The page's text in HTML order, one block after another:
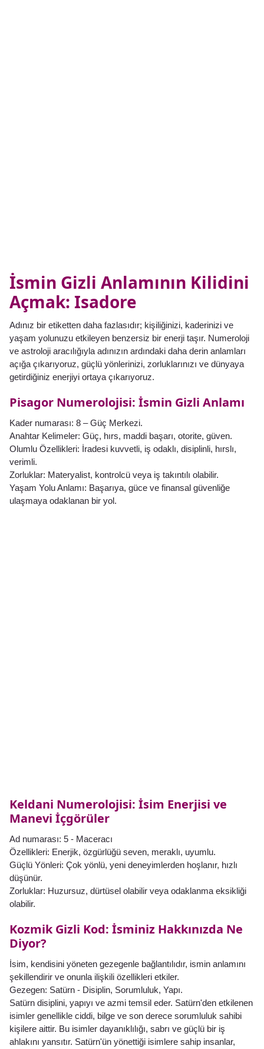
İsmin Gizli Anlamının Kilidini
Açmak: Isadore
Adınız bir etiketten daha fazlasıdır; kişiliğinizi, kaderinizi ve
yaşam yolunuzu etkileyen benzersiz bir enerji taşır. Numeroloji
ve astroloji aracılığıyla adınızın ardındaki daha derin anlamları
açığa çıkarıyoruz, güçlü yönlerinizi, zorluklarınızı ve dünyaya
getirdiğiniz enerjiyi ortaya çıkarıyoruz.
Pisagor Numerolojisi: İsmin Gizli Anlamı
Kader numarası: 8 – Güç Merkezi.
Anahtar Kelimeler: Güç, hırs, maddi başarı, otorite, güven.
Olumlu Özellikleri: İradesi kuvvetli, iş odaklı, disiplinli, hırslı,
verimli.
Zorluklar: Materyalist, kontrolcü veya iş takıntılı olabilir.
Yaşam Yolu Anlamı: Başarıya, güce ve finansal güvenliğe
ulaşmaya odaklanan bir yol.
Keldani Numerolojisi: İsim Enerjisi ve
Manevi İçgörüler
Ad numarası: 5 - Maceracı
Özellikleri: Enerjik, özgürlüğü seven, meraklı, uyumlu.
Güçlü Yönleri: Çok yönlü, yeni deneyimlerden hoşlanır, hızlı
düşünür.
Zorluklar: Huzursuz, dürtüsel olabilir veya odaklanma eksikliği
olabilir.
Kozmik Gizli Kod: İsminiz Hakkınızda Ne
Diyor?
İsim, kendisini yöneten gezegenle bağlantılıdır, ismin anlamını
şekillendirir ve onunla ilişkili özellikleri etkiler.
Gezegen: Satürn - Disiplin, Sorumluluk, Yapı.
Satürn disiplini, yapıyı ve azmi temsil eder. Satürn'den etkilenen
isimler genellikle ciddi, bilge ve son derece sorumluluk sahibi
kişilere aittir. Bu isimler dayanıklılığı, sabrı ve güçlü bir iş
ahlakını yansıtır. Satürn'ün yönettiği isimlere sahip insanlar,